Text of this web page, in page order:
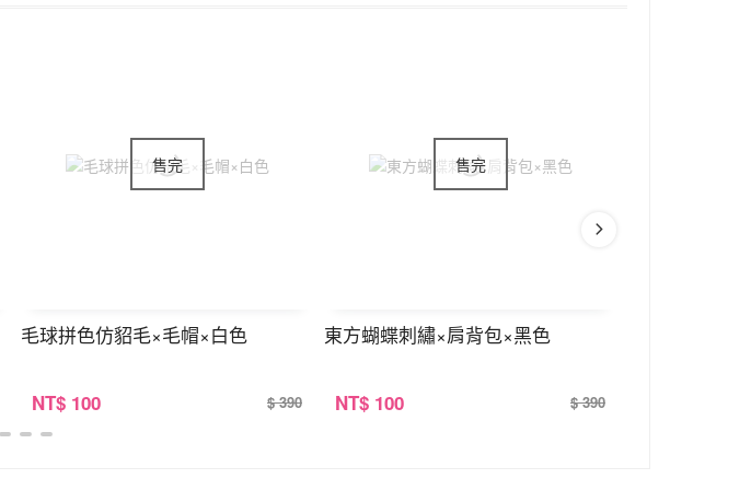
毛球拼色仿貂毛×毛帽×白色
NT$ 100 $ 390
東方蝴蝶刺繡×肩背包×黑色
NT$ 100 $ 390